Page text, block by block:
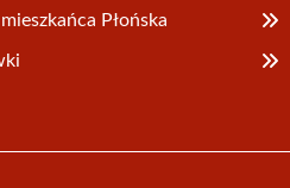
Płońska